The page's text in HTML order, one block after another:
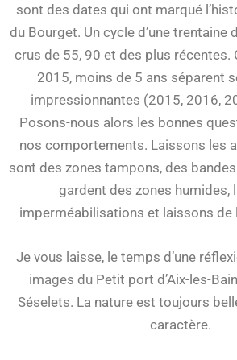
sont des dates qui ont marqué
du Bourget. Un cycle d’une trentaine
crus de 55, 90 et des plus récentes.
2015, moins de 5 ans séparent
impressionnantes (2015, 2016,
Posons-nous alors les bonnes
nos comportements. Laissons les
sont des zones tampons, des bandes
gardent des zones humides,
imperméabilisations et laissons de
Je vous laisse, le temps d’une
images du Petit port d’Aix-les-
Séselets. La nature est toujours
caractère.